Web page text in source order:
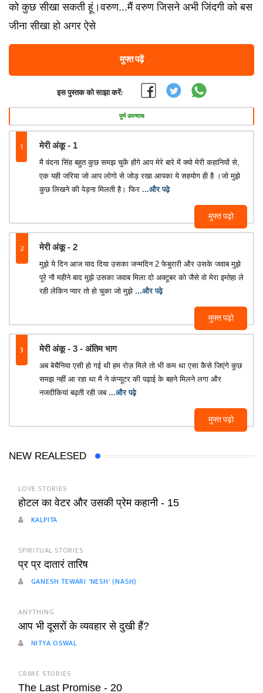
को कुछ सीखा सकती हूं।वरुण...मैं वरुण जिसने अभी जिंदगी को बस
जीना सीखा हो अगर ऐसे
मुफ्त पढ़ें
इस पुस्तक को साझा करें:
पूर्ण उपन्यास
1 मेरी अंकू - 1
मुफ्त पढ़ो
मै वंदना सिंह बहुत कुछ समझ चुकें होंगे आप मेरे बारे में क्यो मेरी कहानियों से,
एक यही जरिया जो आप लोगो से जोड़ रखा आपका ये सहयोग ही है ।जो मुझे
कुछ लिखने की पेड़ना मिलती है। फिर ...और पढ़े
2 मेरी अंकू - 2
मुफ्त पढ़ो
मुझे ये दिन आज याद दिया उसका जन्मदिन 2 फेबुरारी और उसके जवाब मुझे
पूरे नौ महीने बाद मुझे उसका जवाब मिला दो अक्टूबर को जैसे वो मेरा इम्तेहा ले
रही लेकिन प्यार तो हो चुका जो मुझे ...और पढ़े
3 मेरी अंकू - 3 - अंतिम भाग
मुफ्त पढ़ो
अब बेचैनिया एसी हो गई थी हम रोज़ मिले तो भी कम था एसा कैसे जिएंगे कुछ
समझ नहीं आ रहा था मै ने कंप्यूटर की पढ़ाई के बहने मिलने लगा और
नजदीकियां बढ़ती रही जब ...और पढ़े
NEW REALESED
LOVE STORIES
होटल का वेटर और उसकी प्रेम कहानी - 15
KALPITA
SPIRITUAL STORIES
प्र प्र दातारं तारिष
GANESH TEWARI 'NESH' (NASH)
ANYTHING
आप भी दूसरों के व्यवहार से दुखी हैं?
NITYA OSWAL
CRIME STORIES
The Last Promise - 20